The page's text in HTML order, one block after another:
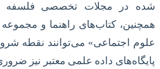
شده در مجلات تخصصی فلسفه
همچنین، کتاب‌های راهنما و
علوم اجتماعی» می‌توانند نقطه
پایگاه‌های داده علمی معتبر نیز